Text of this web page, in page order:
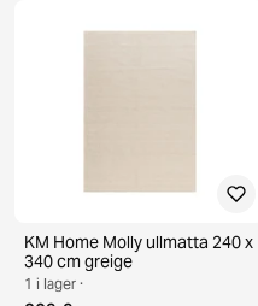
KM Home Molly ullmatta 240 x
340 cm greige
1 i lager ·